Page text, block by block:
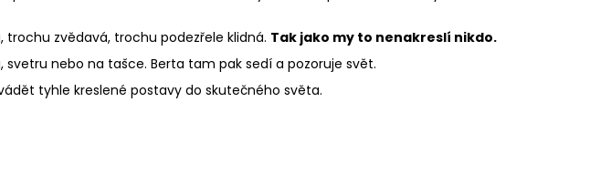
trochu zvědavá, trochu podezřele klidná. Tak jako my to nenakreslí nikdo.
nebo na tašce. Berta tam pak sedí a pozoruje svět.
tyhle kreslené postavy do skutečného světa.